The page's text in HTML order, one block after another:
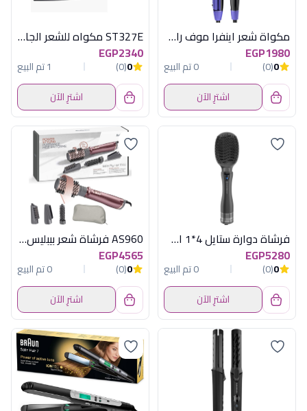
مكواة شعر اينفرا موف راش براش
EGP1980
0
(0)
0 تم البيع
اشترِ الآن
ST327E مكواه للشعر الجاف والرطب
EGP2340
0
(0)
1 تم البيع
اشترِ الآن
فرشاة دوارة ستايل 4*1 اسود راش براش
EGP5280
0
(0)
0 تم البيع
اشترِ الآن
AS960 فرشاة شعر بيبليس هوائية 1000 وات
EGP4565
0
(0)
0 تم البيع
اشترِ الآن